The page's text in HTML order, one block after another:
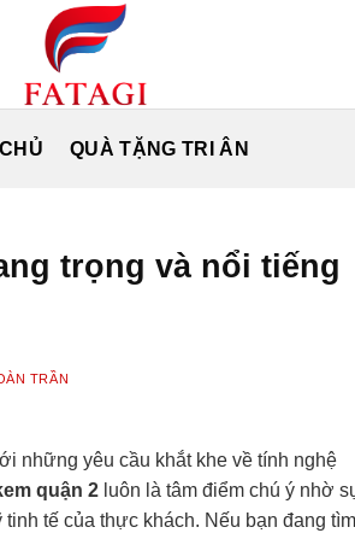
QUÀ TẶNG TRI ÂN
trọng và nổi tiếng
TRẦN
những yêu cầu khắt khe về tính nghệ
quận 2 luôn là tâm điểm chú ý nhờ
tế của thực khách. Nếu bạn đang tìm